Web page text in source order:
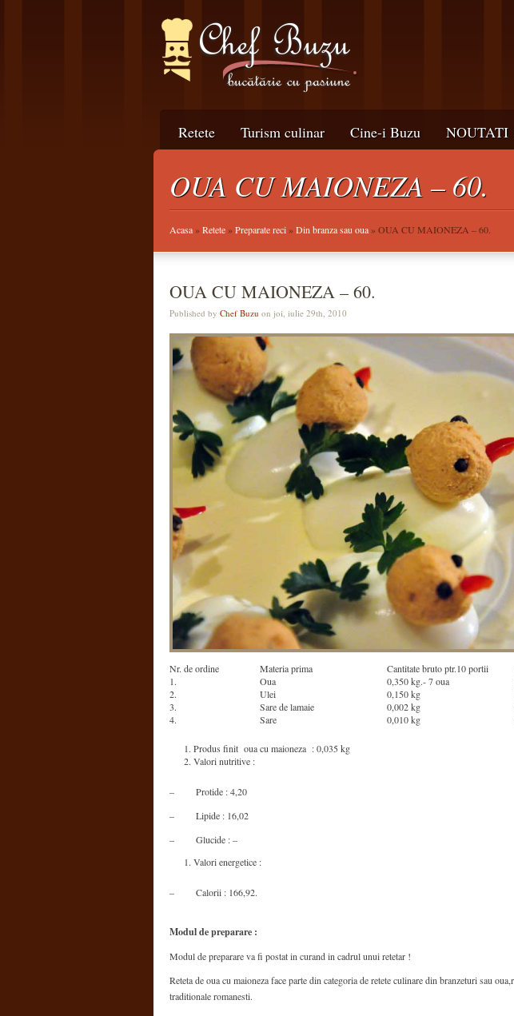
Retete Turism culinar Cine-i Buzu NOUTATI
OUA CU MAIONEZA – 60.
Acasa»Retete»Preparate reci»Din branza sau oua» OUA CU MAIONEZA – 60.
OUA CU MAIONEZA – 60.
Published by Chef Buzu on joi, iulie 29th, 2010
Nr. de ordine Materia prima Cantitate bruto ptr.10 portii
1.
Oua 0,350 kg.- 7 oua
2.
Ulei 0,150 kg
3.
Sare de lamaie 0,002 kg
4.
Sare 0,010 kg
Produs finit oua cu maioneza : 0,035 kg
Valori nutritive :
– Protide : 4,20
– Lipide : 16,02
– Glucide : –
Valori energetice :
– Calorii : 166,92.
Modul de preparare :
Modul de preparare va fi postat in curand in cadrul unui retetar !
Reteta de oua cu maioneza face parte din categoria de retete culinare din branzeturi sau
traditionale romanesti.